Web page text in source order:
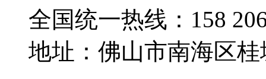
全国统一热线：158
地址：佛山市南海区